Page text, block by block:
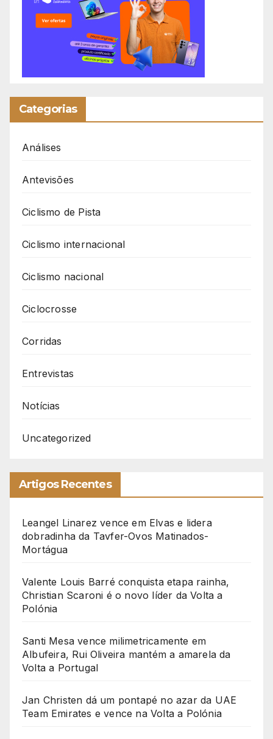
Categorias
Análises
Antevisões
Ciclismo de Pista
Ciclismo internacional
Ciclismo nacional
Ciclocrosse
Corridas
Entrevistas
Notícias
Uncategorized
Artigos Recentes
Leangel Linarez vence em Elvas e lidera
dobradinha da Tavfer-Ovos Matinados-
Mortágua
Valente Louis Barré conquista etapa rainha,
Christian Scaroni é o novo líder da Volta a
Polónia
Santi Mesa vence milimetricamente em
Albufeira, Rui Oliveira mantém a amarela da
Volta a Portugal
Jan Christen dá um pontapé no azar da UAE
Team Emirates e vence na Volta a Polónia